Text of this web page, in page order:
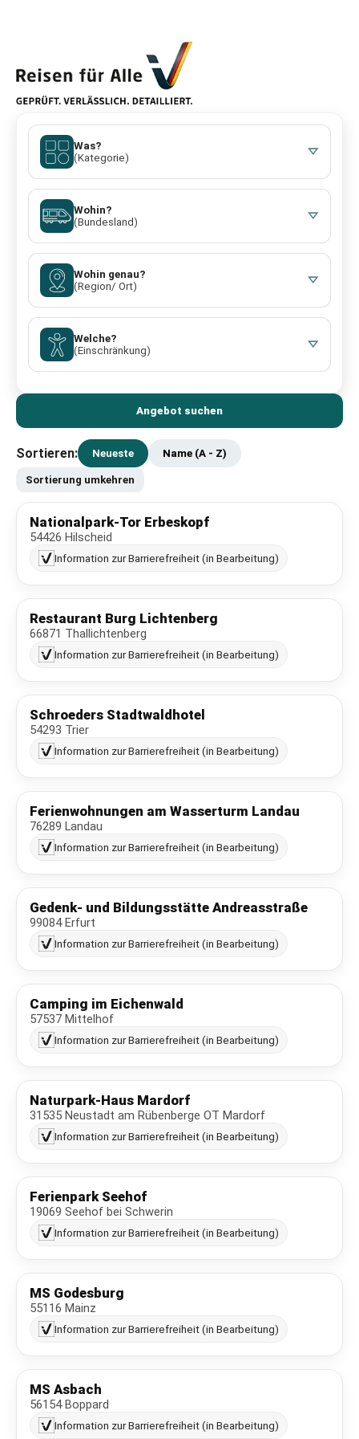
Was?
(Kategorie)
Wohin?
(Bundesland)
Wohin genau?
(Region/ Ort)
Welche?
(Einschränkung)
Angebot suchen
Sortieren: Neueste Name (A - Z)
Sortierung umkehren
Nationalpark-Tor Erbeskopf
54426 Hilscheid
Information zur Barrierefreiheit (in Bearbeitung)
Restaurant Burg Lichtenberg
66871 Thallichtenberg
Information zur Barrierefreiheit (in Bearbeitung)
Schroeders Stadtwaldhotel
54293 Trier
Information zur Barrierefreiheit (in Bearbeitung)
Ferienwohnungen am Wasserturm Landau
76289 Landau
Information zur Barrierefreiheit (in Bearbeitung)
Gedenk- und Bildungsstätte Andreasstraße
99084 Erfurt
Information zur Barrierefreiheit (in Bearbeitung)
Camping im Eichenwald
57537 Mittelhof
Information zur Barrierefreiheit (in Bearbeitung)
Naturpark-Haus Mardorf
31535 Neustadt am Rübenberge OT Mardorf
Information zur Barrierefreiheit (in Bearbeitung)
Ferienpark Seehof
19069 Seehof bei Schwerin
Information zur Barrierefreiheit (in Bearbeitung)
MS Godesburg
55116 Mainz
Information zur Barrierefreiheit (in Bearbeitung)
MS Asbach
56154 Boppard
Information zur Barrierefreiheit (in Bearbeitung)